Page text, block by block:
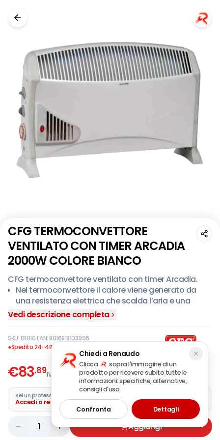
CFG TERMOCONVETTORE
VENTILATO CON TIMER ARCADIA
2000W COLORE BIANCO
CFG termoconvettore ventilato con timer Arcadia.
Nel termoconvettore il calore viene generato da
una resistenza elettrica che scalda l’aria e una
ventola provvede a diffonderla.
termostato ambiente regolabile, spegnimento
automatico in caso di surriscaldamento, selettore
di ventilazione, maniglie laterali per il trasporto.
La potenza massima è di 2000 W.
Vedi descrizione completa
SKU:ER010·EAN: 8016818103996
●Spedito 24-48 ore
€83,89IVA incl.
Sei un professionista?
Accedi o registra la tua azienda
1 Aggiungi
Chiedi a Renaudo
Clicca
sopra l'immagine di un
prodotto per ricevere subito tutte le
informazioni: specifiche, alternative,
consigli d'uso.
Confronta Dettagli